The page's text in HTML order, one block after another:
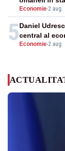
Economie-2 aug.
5 Economie-2 aug.
Daniel
central al